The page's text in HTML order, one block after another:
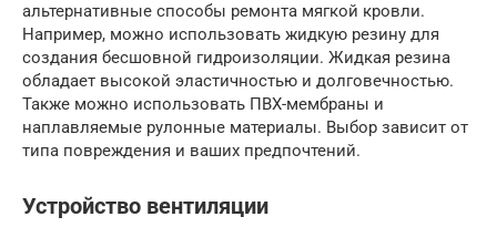
альтернативные способы ремонта мягкой кровли.
Например, можно использовать жидкую резину для
создания бесшовной гидроизоляции. Жидкая резина
обладает высокой эластичностью и долговечностью.
Также можно использовать ПВХ-мембраны и
наплавляемые рулонные материалы. Выбор зависит от
типа повреждения и ваших предпочтений.
Устройство вентиляции